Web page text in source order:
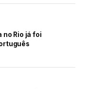
no Rio já foi